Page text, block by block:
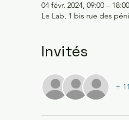
04 févr. 2024, 09:00 – 18:00
Le Lab, 1 bis rue des
Invités
+